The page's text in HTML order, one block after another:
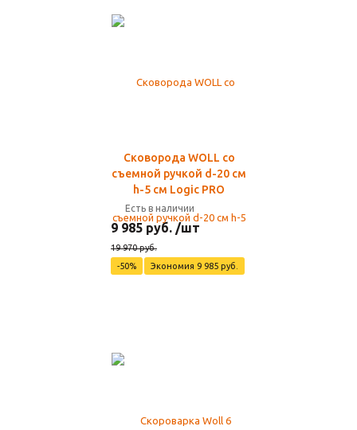
Сковорода WOLL со
съемной ручкой d-20 см
h-5 см Logic PRO
Есть в наличии
9 985 руб. /шт
19 970 руб.
-50%
Экономия 9 985 руб.